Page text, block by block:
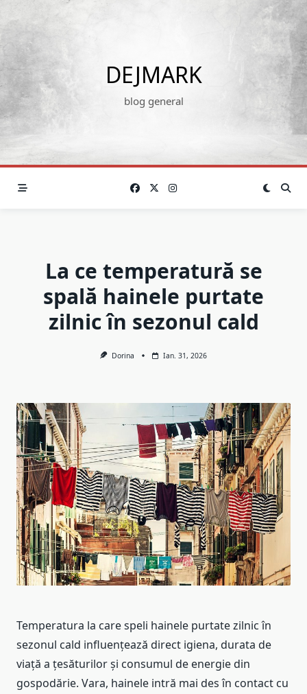
content
DEJMARK
blog general
La ce temperatură se
spală hainele purtate
zilnic în sezonul cald
Dorina Ian. 31, 2026
Temperatura la care speli hainele purtate zilnic în
sezonul cald influențează direct igiena, durata de
viață a țesăturilor și consumul de energie din
gospodărie. Vara, hainele intră mai des în contact cu